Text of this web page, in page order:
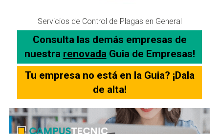
Servicios de Control de Plagas en General
Consulta las demás empresas de
nuestra renovadaGuia de Empresas!
Tu empresa no está en la Guia? ¡Dala
de alta!